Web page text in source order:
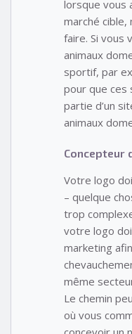
lorsque vous
marché cible,
faire. Si vous
animaux
sportif, par
pour que ces
partie d’un
animaux
Concepteur
Votre logo
– quelque
trop
votre logo
marketing
même
Le chemin
où vous